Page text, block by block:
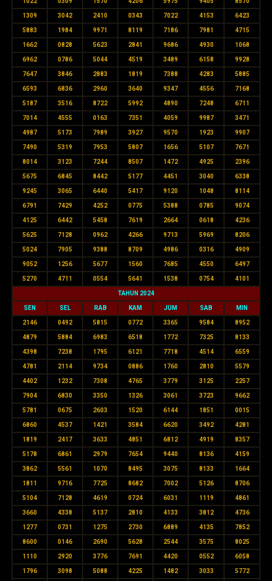
1309 3042 2410 0343 7022 4153 6423
5883 1984 9971 8119 7186 7981 4715
1662 0828 5623 2841 9686 4930 1068
6962 0786 5044 4519 3489 6158 9928
7647 3846 2883 1819 7388 4283 5885
6593 6836 2960 3640 9347 4556 7168
5187 3516 8722 5992 4890 7248 6711
7014 4555 0163 7351 4059 9987 3471
4987 5173 7989 3927 9570 1923 9907
7490 5319 7953 5807 1656 5107 7671
8014 3123 7244 8507 1472 4925 2396
5675 6845 8442 5177 4451 3040 6338
9245 3065 6440 5417 9120 1048 8114
6791 7429 4252 0775 5388 0785 9074
4125 6442 5458 7619 2664 0618 4236
5625 7128 0962 4266 9713 5969 8206
5024 7905 9388 8709 4986 0316 4909
9052 1256 5677 1560 7685 4550 6497
5270 4711 0554 5641 1538 0754 4101
TAHUN 2024
SEN SEL RAB KAM JUM SAB MIN
2146 0492 5815 0772 3365 9584 8952
4879 5884 6983 6518 1772 7325 8133
4398 7238 1795 6121 7718 4514 6559
4781 2114 9734 0886 1760 2810 5579
4402 1232 7308 4765 3779 3125 2257
7904 6830 3350 1326 3061 3723 9662
5781 0675 2603 1520 6144 1851 0015
6860 4537 1421 3584 6620 3492 4281
1819 2417 3633 4851 6812 4919 8357
5178 6861 2979 7654 9440 8136 4159
3862 5561 1070 8495 3075 8133 1664
1811 9716 7725 8682 7002 5126 8706
5104 7128 4619 0724 6031 1119 4861
3660 4338 5137 2810 4133 3812 4736
1277 0731 1275 2730 6889 4135 7852
8600 0146 2690 5628 2544 3575 8025
1110 2920 3776 7691 4420 0552 6058
1796 3098 5088 4225 1482 3033 5772